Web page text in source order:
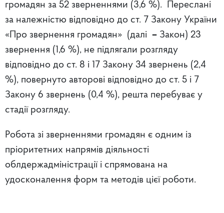
громадян за 52 зверненнями (3,6 %). Переслані
за належністю відповідно до ст. 7 Закону України
«Про звернення громадян» (далі – Закон) 23
звернення (1,6 %), не підлягали розгляду
відповідно до ст. 8 і 17 Закону 34 звернень (2,4
%), повернуто авторові відповідно до ст. 5 і 7
Закону 6 звернень (0,4 %), решта перебуває у
стадії розгляду.
Робота зі зверненнями громадян є одним із
пріоритетних напрямів діяльності
облдержадміністрації і спрямована на
удосконалення форм та методів цієї роботи.